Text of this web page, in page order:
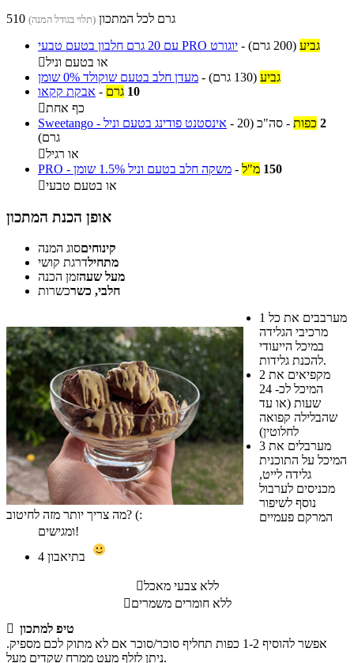
510 גרם לכל המתכון (תלוי בגודל המנה)
יוגורט PRO עם 20 גרם חלבון בטעם טבעי - גביע (200 גרם)
או בטעם וניל
מעדן חלב בטעם שוקולד 0% שומן - גביע (130 גרם)
אבקת קקאו - 10 גרם
כף אחת
Sweetango - אינסטנט פודינג בטעם וניל - 2 כפות - סה"כ (20
גרם)
או רגיל
PRO - משקה חלב בטעם וניל 1.5% שומן - 150 מ"ל
או בטעם טבעי
אופן הכנת המתכון
קינוחיםסוג המנה
מתחילדרגת קושי
מעל שעהזמן הכנה
חלבי, כשרכשרות
מה צריך יותר מזה לחיטוב? (:
1
מרכיבי הגלידה
במיכל הייעודי
להכנת גלידות.
2
המיכל לכ- 24
שעות (או עד
שהבלילה קפואה
לחלוטין)
3
המיכל על התוכנית
גלידה לייט,
מכניסים לערבול
נוסף לשיפור
המרקם פעמיים
ומגישים!
4
ללא צבעי מאכל
ללא חומרים משמרים
 טיפ למתכון
אפשר להוסיף 1-2 כפות תחליף סוכר/סוכר אם לא מתוק לכם מספיק.
ניתן לזלף מעט ממרח שקדים מעל.